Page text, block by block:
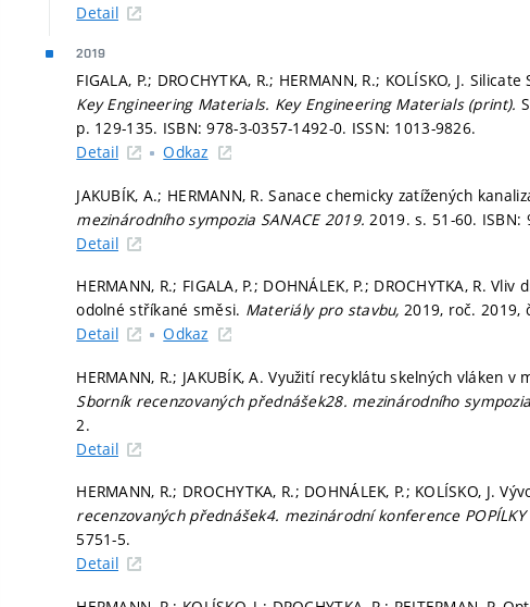
Detail
2019
FIGALA, P.; DROCHYTKA, R.; HERMANN, R.; KOLÍSKO, J.
Key Engineering Materials. Key Engineering Materials (print).
p. 129-135. ISBN: 978-3-0357-1492-0. ISSN: 1013-9826.
Detail
Odkaz
JAKUBÍK, A.; HERMANN, R. Sanace chemicky zatížených
mezinárodního sympozia SANACE 2019. 2019.s. 51-60. ISBN:
Detail
HERMANN, R.; FIGALA, P.; DOHNÁLEK, P.; DROCHYTKA, R.
odolné stříkané směsi. Materiály pro stavbu, 2019, roč. 2019,
Detail
Odkaz
HERMANN, R.; JAKUBÍK, A. Využití recyklátu skelných vláken
Sborník recenzovaných přednášek28. mezinárodního
2.
Detail
HERMANN, R.; DROCHYTKA, R.; DOHNÁLEK, P.; KOLÍSKO, J.
recenzovaných přednášek4. mezinárodní konference POPÍLKY
5751-5.
Detail